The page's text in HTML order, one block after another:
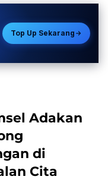
Top Up Sekarang
Adakan
di
Cita